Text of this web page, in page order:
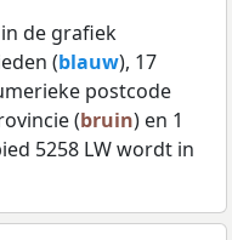
de grafiek
(blauw), 17
postcode
(bruin) en 1
5258 LW wordt in